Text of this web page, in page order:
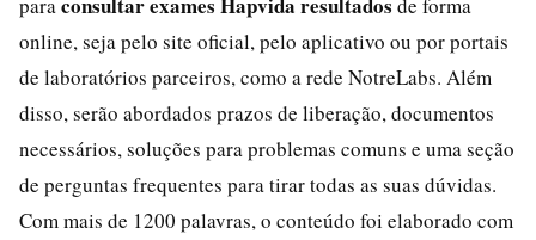
online, seja pelo site oficial, pelo aplicativo ou por portais
de laboratórios parceiros, como a rede NotreLabs. Além
disso, serão abordados prazos de liberação, documentos
necessários, soluções para problemas comuns e uma seção
de perguntas frequentes para tirar todas as suas dúvidas.
Com mais de 1200 palavras, o conteúdo foi elaborado com